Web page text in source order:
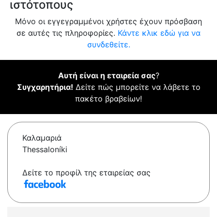
ιστότοπους
Μόνο οι εγγεγραμμένοι χρήστες έχουν πρόσβαση
σε αυτές τις πληροφορίες. Κάντε κλικ εδώ για να
συνδεθείτε.
Αυτή είναι η εταιρεία σας?
Συγχαρητήρια! Δείτε πώς μπορείτε να λάβετε το
πακέτο βραβείων!
Καλαμαριά
Thessaloníki
Δείτε το προφίλ της εταιρείας σας